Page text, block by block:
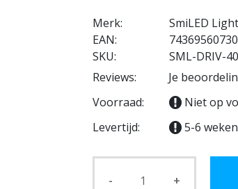
Merk:
SmiLED
EAN:
SKU:
SML-DRIV-
Reviews:
Je
Voorraad:
Niet op
Levertijd:
5-6 weken
- +